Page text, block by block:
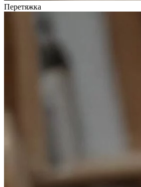
Перетяжка